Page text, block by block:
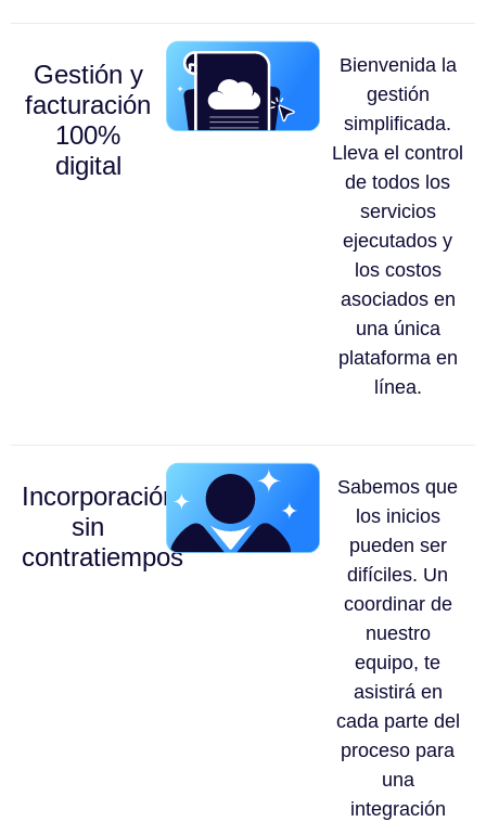
Gestión y
facturación
100%
digital
Bienvenida la
gestión
simplificada.
Lleva el control
de todos los
servicios
ejecutados y
los costos
asociados en
una única
plataforma en
línea.
Incorporación
sin
contratiempos
Sabemos que
los inicios
pueden ser
difíciles. Un
coordinar de
nuestro
equipo, te
asistirá en
cada parte del
proceso para
una
integración